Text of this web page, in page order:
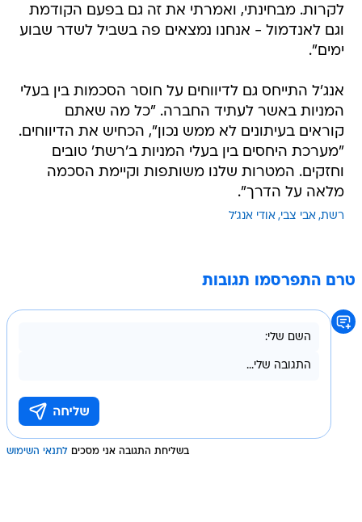
לקרות. מבחינתי, ואמרתי את זה גם בפעם הקודמת
וגם לאנדמול - אנחנו נמצאים פה בשביל לשדר שבוע
ימים".
אנג'ל התייחס גם לדיווחים על חוסר הסכמות בין בעלי
המניות באשר לעתיד החברה. "כל מה שאתם
קוראים בעיתונים לא ממש נכון", הכחיש את הדיווחים.
"מערכת היחסים בין בעלי המניות ב'רשת' טובים
וחזקים. המטרות שלנו משותפות וקיימת הסכמה
מלאה על הדרך".
רשת אבי צבי אודי אנג'ל
טרם התפרסמו תגובות
בשליחת התגובה אני מסכים לתנאי השימוש